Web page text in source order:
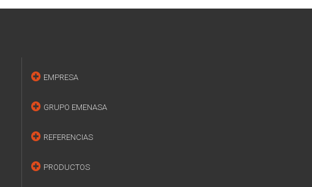
EMPRESA
GRUPO EMENASA
REFERENCIAS
PRODUCTOS